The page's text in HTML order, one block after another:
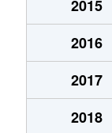
御幸町
横割本町
2015
2016
2017
2018